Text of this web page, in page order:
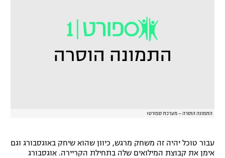
התמונה הוסרה – מערכת ספורט1
עבור טוכל יהיה זה משחק מרגש, כיוון שהוא שיחק באוגסבורג וגם
אימן את קבוצת המילואים שלה בתחילת הקריירה. אוגסבורג